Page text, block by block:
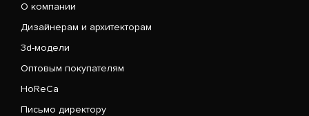
О компании
Дизайнерам и архитекторам
3d-модели
Оптовым покупателям
HoReCa
Письмо директору